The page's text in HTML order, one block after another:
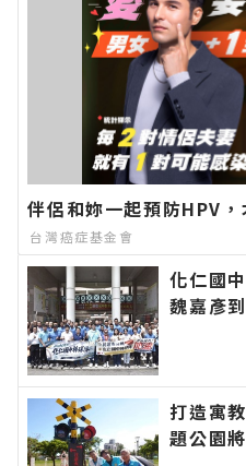
伴侶和妳一起預防HPV，
台灣癌症基金會
化仁國
魏嘉彥
打造寓
題公園